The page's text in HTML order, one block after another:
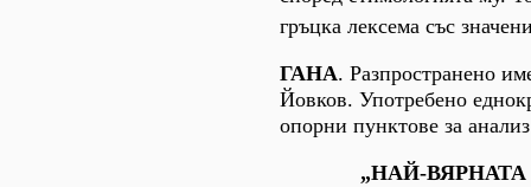
гръцка лексема със
ГАНА. Разпространено
Йовков. Употребено
опорни пунктове за
„НАЙ-